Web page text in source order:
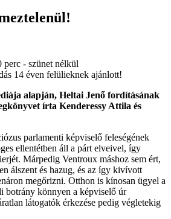
perc - szünet nélkül
14 éven felülieknek ajánlott!
alapján, Heltai Jenő fordításának
írta Kenderessy Attila és
parlamenti képviselő feleségének
ellentétben áll a párt elveivel, így
Márpedig Ventroux máshoz sem ért,
álszent és hazug, és az így kivívott
megőrizni. Otthon is kínosan ügyel a
botrány könnyen a képviselő úr
látogatók érkezése pedig végletekig